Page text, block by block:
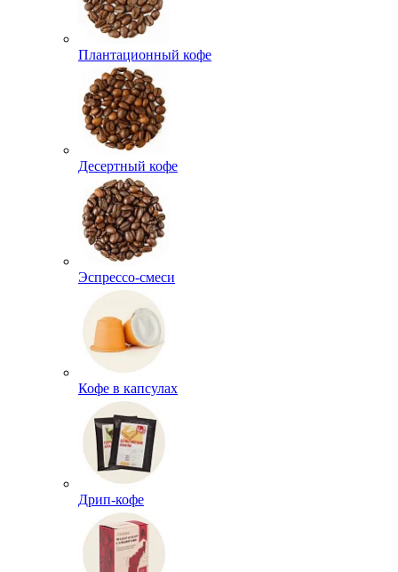
Плантационный кофе
Десертный кофе
Эспрессо-смеси
Кофе в капсулах
Дрип-кофе